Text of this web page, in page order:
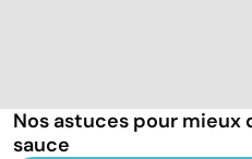
Nos astuces pour mieux
sauce